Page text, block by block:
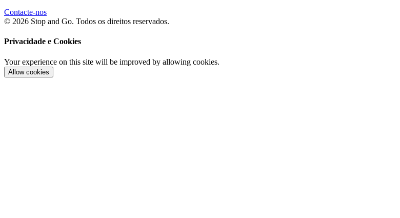
Contacte-nos
© 2026 Stop and Go. Todos os direitos reservados.
Privacidade e Cookies
Your experience on this site will be improved by allowing cookies.
Allow cookies